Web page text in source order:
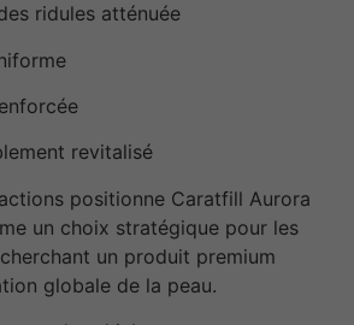
ridules atténuée
revitalisé
positionne Caratfill Aurora
un choix stratégique pour les
un produit premium
globale de la peau.